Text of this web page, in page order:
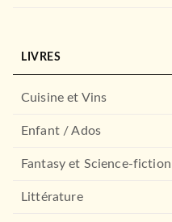
LIVRES
Cuisine et Vins
Enfant / Ados
Fantasy et Science-fiction
Littérature